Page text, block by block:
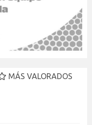
MÁS VALORADOS